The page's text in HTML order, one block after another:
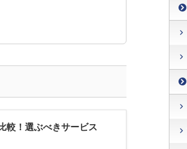
較！選ぶべきサービス